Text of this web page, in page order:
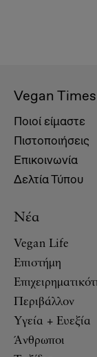
Vegan Times
Ποιοί είμαστε
Πιστοποιήσεις
Επικοινωνία
Δελτία Τύπου
Νέα
Vegan Life
Επιστήμη
Περιβάλλον
Υγεία + Ευεξία
Άνθρωποι